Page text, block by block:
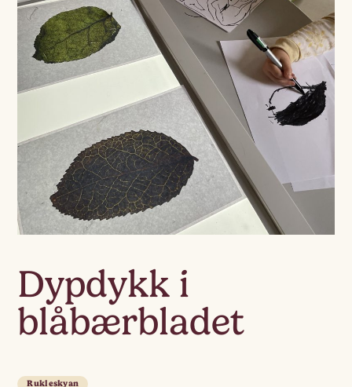
Dypdykk i
blåbærbladet
Rukleskyan